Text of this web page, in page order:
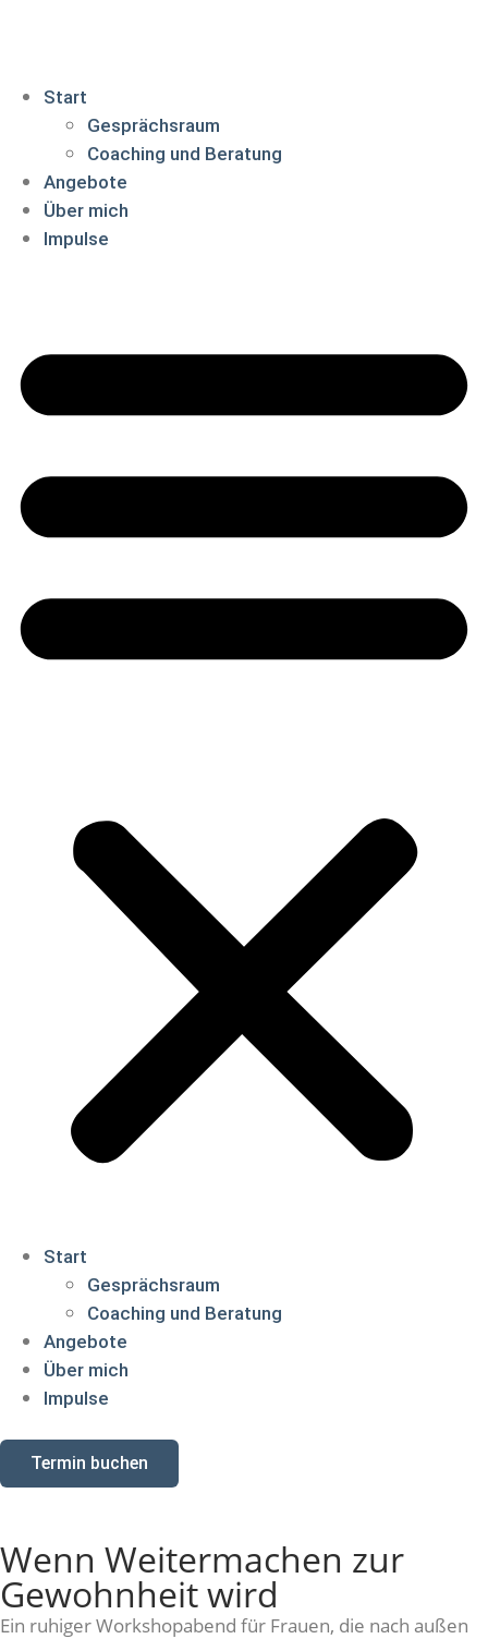
Start
Gesprächsraum
Coaching und Beratung
Angebote
Über mich
Impulse
Start
Gesprächsraum
Coaching und Beratung
Angebote
Über mich
Impulse
Termin buchen
Wenn Weitermachen zur
Gewohnheit wird
Ein ruhiger Workshopabend für Frauen, die nach außen